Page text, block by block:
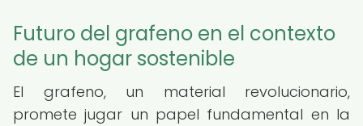
Futuro del grafeno en el contexto
de un hogar sostenible
El grafeno, un material revolucionario,
promete jugar un papel fundamental en la